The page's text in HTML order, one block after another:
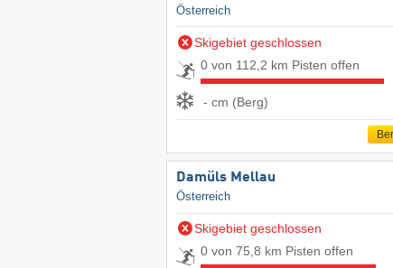
Österreich
Skigebiet geschlossen
0 von 112,2 km Pisten offen
- cm (Berg)
Damüls Mellau
Österreich
Skigebiet geschlossen
0 von 75,8 km Pisten offen